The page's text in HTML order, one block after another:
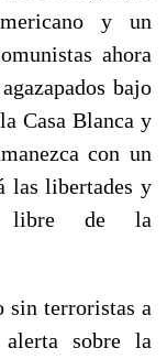
y un
ahora
bajo
Casa Blanca y
con un
las libertades y
libre de la
sin terroristas a
sobre la